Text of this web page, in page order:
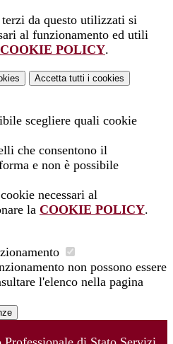
da questo utilizzati si
al funzionamento ed utili
COOKIE POLICY.
Accetta tutti i cookies
scegliere quali cookie
che consentono il
e non è possibile
necessari al
la COOKIE POLICY.
non possono essere
l'elenco nella pagina